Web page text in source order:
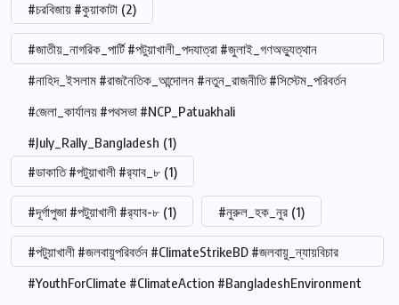
#চরবিজায় #কুয়াকাটা (2)
#জাতীয়_নাগরিক_পার্টি #পটুয়াখালী_পদযাত্রা #জুলাই_গণঅভ্যুত্থান
#নাহিদ_ইসলাম #রাজনৈতিক_আন্দোলন #নতুন_রাজনীতি #সিস্টেম_পরিবর্তন
#জেলা_কার্যালয় #পথসভা #NCP_Patuakhali
#July_Rally_Bangladesh (1)
#ডাকাতি #পটুয়াখালী #র‍্যাব_৮ (1)
#দূর্গাপুজা #পটুয়াখালী #র‍্যাব-৮ (1) #নুরুল_হক_নুর (1)
#পটুয়াখালী #জলবায়ুপরিবর্তন #ClimateStrikeBD #জলবায়ু_ন্যায়বিচার
#YouthForClimate #ClimateAction #BangladeshEnvironment